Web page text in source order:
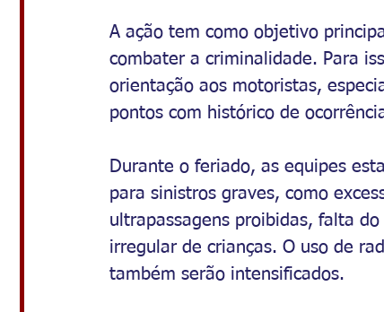
A ação tem como objetivo
combater a criminalidade. Para
orientação aos motoristas,
pontos com histórico de
Durante o feriado, as equipes
para sinistros graves, como
ultrapassagens proibidas, falta
irregular de crianças. O uso de
também serão intensificados.